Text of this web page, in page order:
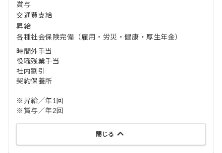
賞与
交通費支給
昇給
各種社会保険完備（雇用・労災・健康・厚生年金）
時間外手当
役職残業手当
社内割引
契約保養所
※昇給／年1回
※賞与／年2回
閉じる